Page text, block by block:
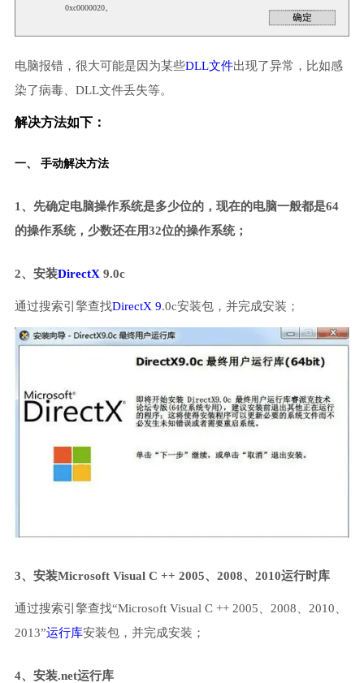
0xc0000020。
电脑报错，很大可能是因为某些DLL文件出现了异常，比如感
染了病毒、DLL文件丢失等。
解决方法如下：
一、 手动解决方法
1、先确定电脑操作系统是多少位的，现在的电脑一般都是64
的操作系统，少数还在用32位的操作系统；
2、安装DirectX 9.0c
通过搜索引擎查找DirectX 9.0c安装包，并完成安装；
3、安装Microsoft Visual C ++ 2005、2008、2010运行时库
通过搜索引擎查找“Microsoft Visual C ++ 2005、2008、2010、
2013”运行库安装包，并完成安装；
4、安装.net运行库